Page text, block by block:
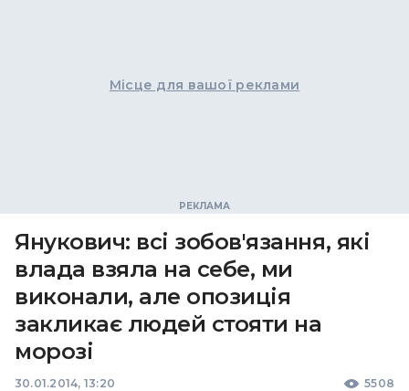
Місце для вашої реклами
Янукович: всі зобов'язання, які
влада взяла на себе, ми
виконали, але опозиція
закликає людей стояти на
морозі
30.01.2014, 13:20 5508